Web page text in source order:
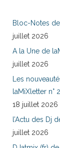
Bloc-Notes
juillet 2026
A la Une de
juillet 2026
Les
laMiXletter n°
18 juillet 2026
l’Actu des Dj
juillet 2026